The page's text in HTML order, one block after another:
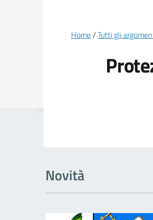
Briciole
Home Tutti gli
Novità